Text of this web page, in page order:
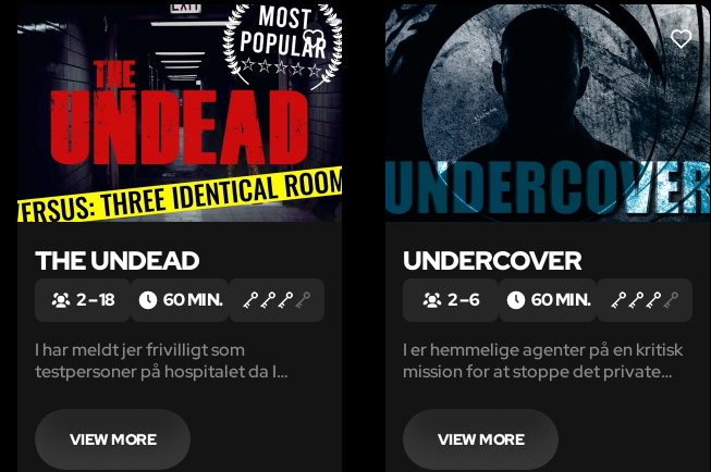
LIKE
THE UNDEAD
2 – 18 60 MIN.
I har meldt jer frivilligt som
testpersoner på hospitalet da I
frygtelige zombievirus.
Videnskabsfolk har længe arbejdet
for at finde en modgift, men uden
VIEW MORE
LIKE
UNDERCOVER
2 – 6 60 MIN.
I er hemmelige agenter på en kritisk
mission for at stoppe det private
at sælge statshemmeligheder
verden rundt...
VIEW MORE